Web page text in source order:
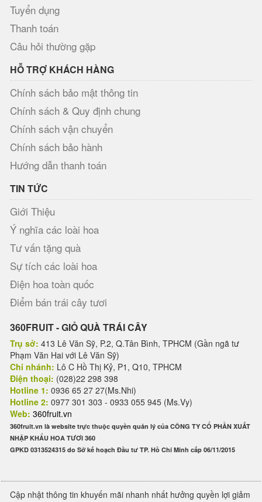
Tuyển dụng
Thanh toán
Câu hỏi thường gặp
HỖ TRỢ KHÁCH HÀNG
Chính sách bảo mật thông tin
Chính sách & Quy định chung
Chính sách vận chuyển
Chính sách bảo hành
Hướng dẫn thanh toán
TIN TỨC
Giới Thiệu
Ý nghĩa các loài hoa
Tư vấn tặng quà
Sự tích các loài hoa
Điện hoa toàn quốc
Điểm bán trái cây tươi
360FRUIT - GIỎ QUÀ TRÁI CÂY
Trụ sở: 413 Lê Văn Sỹ, P.2, Q.Tân Bình, TPHCM (Gần ngã tư
Phạm Văn Hai với Lê Văn Sỹ)
Chi nhánh: Lô C Hồ Thị Kỷ, P1, Q10, TPHCM
Điện thoại: (028)22 298 398
Hotline 1: 0936 65 27 27(Ms.Nhi)
Hotline 2: 0977 301 303 - 0933 055 945 (Ms.Vy)
Web: 360fruit.vn
360fruit.vn là website trực thuộc quyền quản lý của CÔNG TY CỔ PHẦN XUẤT
NHẬP KHẨU HOA TƯƠI 360
GPKD 0313524315 do Sở kế hoạch Đầu tư TP. Hồ Chí Minh cấp 06/11/2015
Cập nhật thông tin khuyến mãi nhanh nhất hưởng quyền lợi giảm